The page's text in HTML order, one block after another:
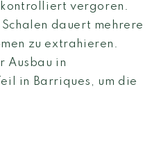
vergoren.
dauert mehrere
zu extrahieren.
Ausbau in
in Barriques, um die